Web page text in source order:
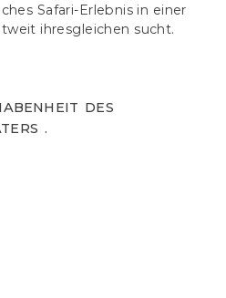
Safari-Erlebnis in einer
ihresgleichen sucht.
DES
.